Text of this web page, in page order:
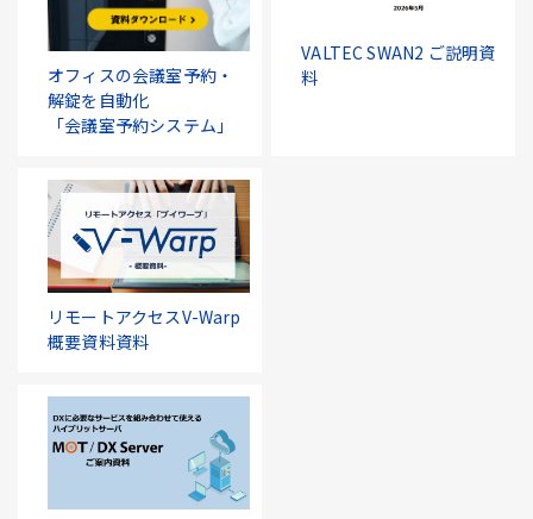
オフィスの会議室予約・
解錠を自動化
「会議室予約システム」
VALTEC SWAN2 ご説明資
料
リモートアクセスV-Warp
概要資料資料